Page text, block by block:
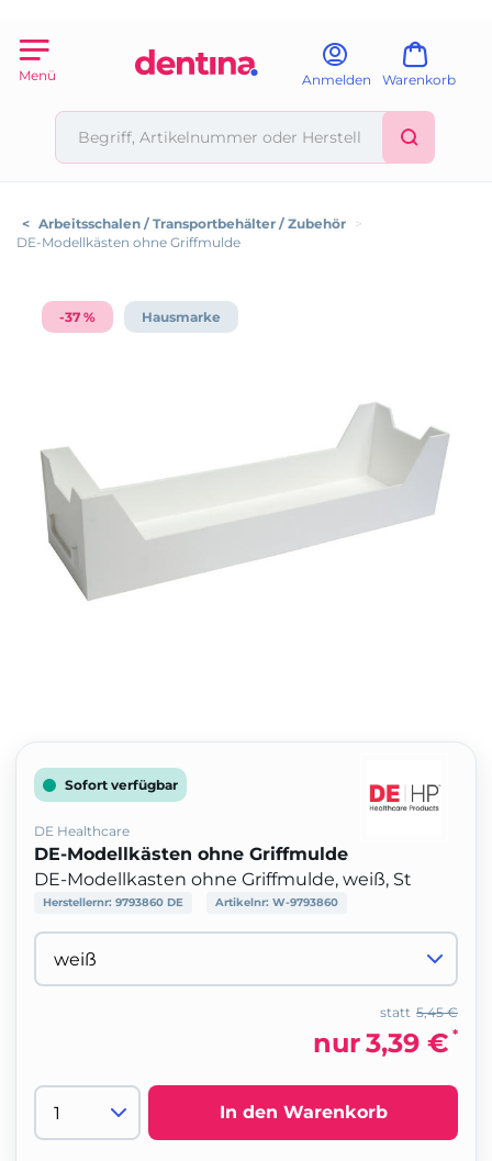
Menü Anmelden Warenkorb
< Arbeitsschalen / Transportbehälter / Zubehör >
DE-Modellkästen ohne Griffmulde
-37 % Hausmarke
Sofort verfügbar
DE Healthcare
DE-Modellkästen ohne Griffmulde
DE-Modellkasten ohne Griffmulde, weiß, St
Herstellernr: 9793860 DE Artikelnr: W-9793860
5,45 €
statt
nur3,39 € *
In den Warenkorb